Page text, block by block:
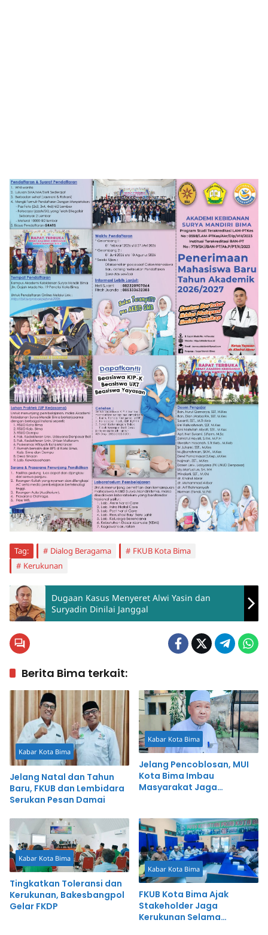
Tag: Dialog Beragama
FKUB Kota Bima
Kerukunan
Dugaan Kasus Menyeret Alwi Yasin dan
Suryadin Dinilai Janggal
Berita Bima terkait:
Kabar Kota Bima
Jelang Natal dan Tahun
Baru, FKUB dan Lembidara
Serukan Pesan Damai
Kabar Kota Bima
Jelang Pencoblosan, MUI
Kota Bima Imbau
Masyarakat Jaga
Kabar Kota Bima
Tingkatkan Toleransi dan
Kerukunan, Bakesbangpol
Gelar FKDP
Kabar Kota Bima
FKUB Kota Bima Ajak
Stakeholder Jaga
Kerukunan Selama